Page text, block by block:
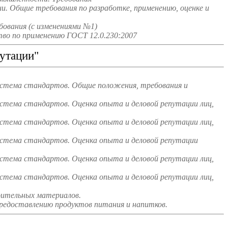
Общие требования по разработке, применению, оценке и
(с изменениями №1)
по применению ГОСТ 12.0.230:2007
стандартов. Общие положения, требования и
стандартов. Оценка опыта и деловой репутации лиц,
стандартов. Оценка опыта и деловой репутации лиц,
стандартов. Оценка опыта и деловой репутации
стандартов. Оценка опыта и деловой репутации лиц,
стандартов. Оценка опыта и деловой репутации лиц,
материалов.
продуктов питания и напитков.